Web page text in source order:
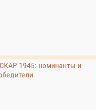
1945: номинанты и